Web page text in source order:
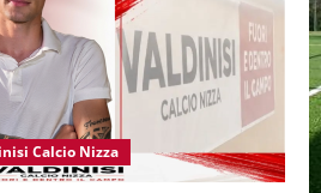
Calcio Nizza